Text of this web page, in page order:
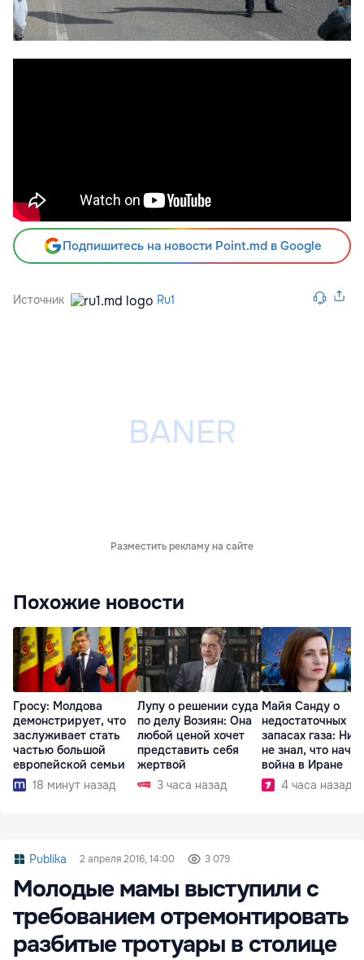
Подпишитесь на новости Point.md в Google
Источник Ru1
Разместить рекламу на сайте
Похожие новости
Гросу: Молдова
демонстрирует, что
заслуживает стать
частью большой
европейской семьи
18 минут назад
Лупу о решении суда
по делу Возиян: Она
любой ценой хочет
представить себя
жертвой
3 часа назад
Майя Санду о
недостаточных
запасах газа:
не знал, что
война в Иране
4 часа назад
Publika 2 апреля 2016, 14:00 3 079
Молодые мамы выступили с
требованием отремонтировать
разбитые тротуары в столице